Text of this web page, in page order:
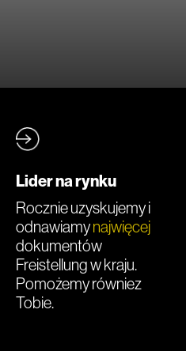
Lider na rynku
Rocznie uzyskujemy i
odnawiamynajwięcej
dokumentów
Freistellung w kraju.
Pomożemy równiez
Tobie.